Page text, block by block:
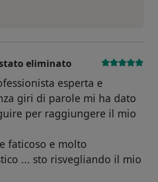
eliminato
esperta e
giri di parole mi ha dato
per raggiungere il mio
faticoso e molto
... sto risvegliando il mio